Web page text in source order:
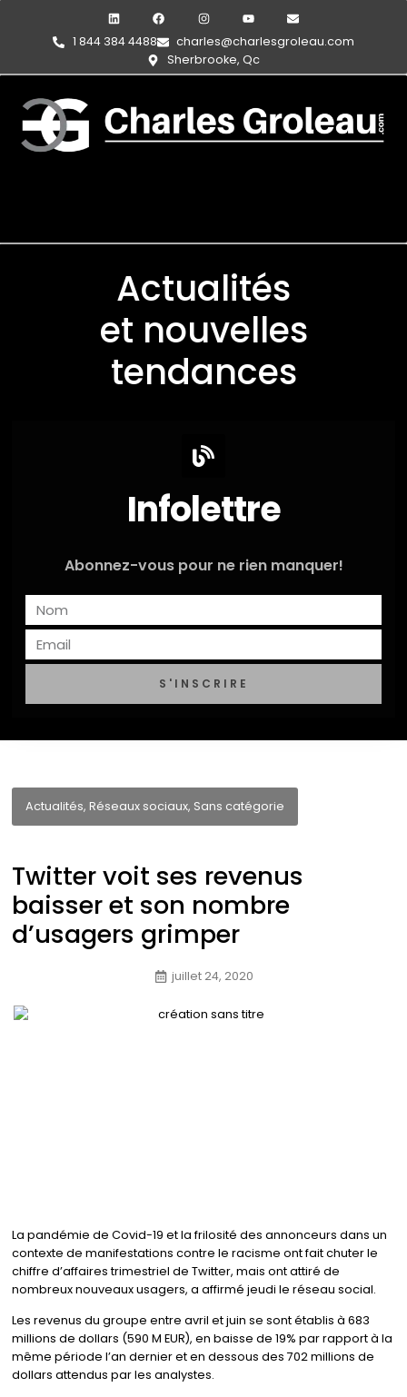
1 844 384 4488
charles@charlesgroleau.com
Sherbrooke, Qc
Actualités
et nouvelles
tendances
Infolettre
Abonnez-vous pour ne rien manquer!
S'INSCRIRE
Actualités, Réseaux sociaux, Sans catégorie
Twitter voit ses revenus
baisser et son nombre
d’usagers grimper
juillet 24, 2020
La pandémie de Covid-19 et la frilosité des annonceurs dans un
contexte de manifestations contre le racisme ont fait chuter le
chiffre d’affaires trimestriel de Twitter, mais ont attiré de
nombreux nouveaux usagers, a affirmé jeudi le réseau social.
Les revenus du groupe entre avril et juin se sont établis à 683
millions de dollars (590 M EUR), en baisse de 19% par rapport à la
même période l’an dernier et en dessous des 702 millions de
dollars attendus par les analystes.